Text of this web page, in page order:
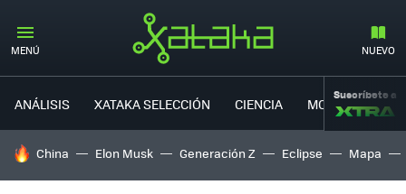
MENÚ NUEVO
ANÁLISIS XATAKA SELECCIÓN CIENCIA MOVILIDAD
Suscríbete a
HOY SE HABLA DE
China Elon Musk Generación Z Eclipse Mapa